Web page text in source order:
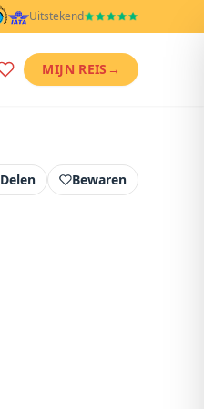
Uitstekend
MIJN REIS →
Delen Bewaren